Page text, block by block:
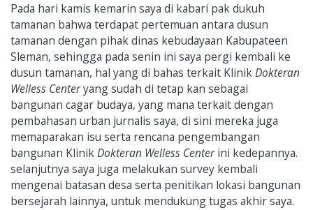
Pada hari kamis kemarin saya di kabari pak dukuh
tamanan bahwa terdapat pertemuan antara dusun
tamanan dengan pihak dinas kebudayaan Kabupateen
Sleman, sehingga pada senin ini saya pergi kembali ke
dusun tamanan, hal yang di bahas terkait KlinikDokteran
Welless Centeryang sudah di tetap kan sebagai
bangunan cagar budaya, yang mana terkait dengan
pembahasan urban jurnalis saya, di sini mereka juga
memaparakan isu serta rencana pengembangan
bangunan KlinikDokteran Welless Centerini kedepannya.
selanjutnya saya juga melakukan survey kembali
mengenai batasan desa serta penitikan lokasi bangunan
bersejarah lainnya, untuk mendukung tugas akhir saya.